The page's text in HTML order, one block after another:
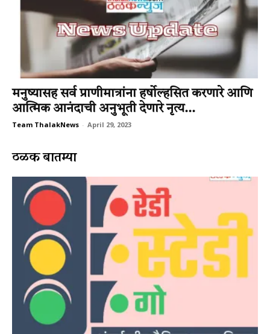
मनुष्‍यासह सर्व प्राणीमात्रांना हर्षोल्‍हसित करणारे आणि
आत्‍मिक आनंदाची अनुभूती देणारे नृत्‍य...
Team ThalakNews - April 29, 2023
ठळक बातम्या